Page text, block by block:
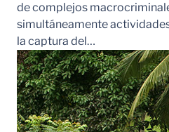
de complejos
simultáneamente
la captura del…